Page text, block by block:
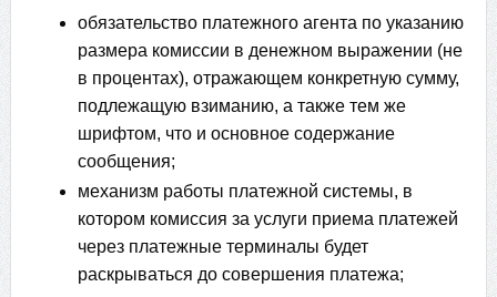
обязательство платежного агента по указанию
размера комиссии в денежном выражении (не
в процентах), отражающем конкретную сумму,
подлежащую взиманию, а также тем же
шрифтом, что и основное содержание
сообщения;
механизм работы платежной системы, в
котором комиссия за услуги приема платежей
через платежные терминалы будет
раскрываться до совершения платежа;